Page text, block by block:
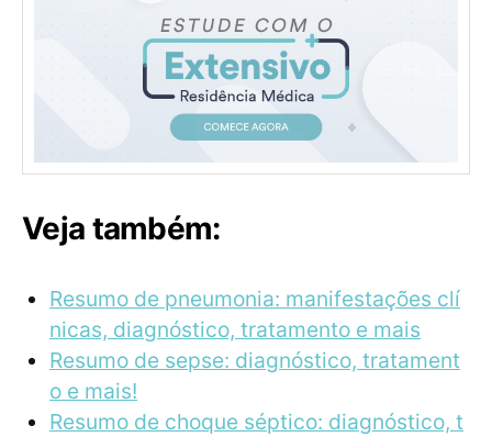
Veja também:
Resumo de pneumonia: manifestações clí
nicas, diagnóstico, tratamento e mais
Resumo de sepse: diagnóstico, tratament
o e mais!
Resumo de choque séptico: diagnóstico, t